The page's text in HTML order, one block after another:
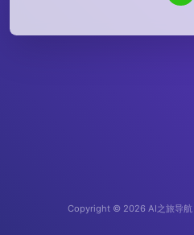
Copyright © 2026 AI之旅导航